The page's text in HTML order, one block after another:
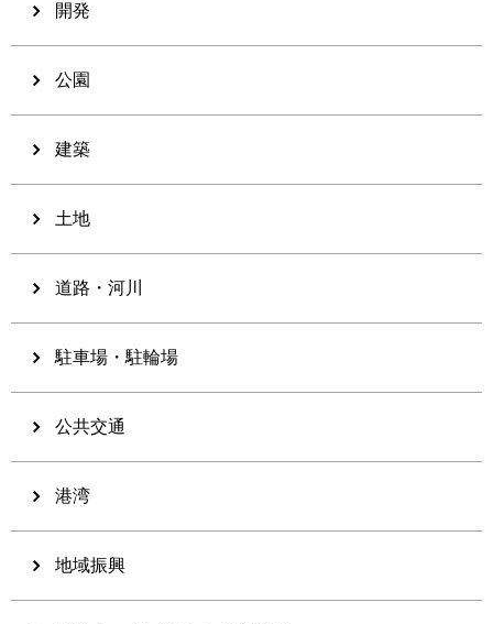
開発
公園
建築
土地
道路・河川
駐車場・駐輪場
公共交通
港湾
地域振興